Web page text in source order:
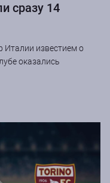
сразу 14
Италии известием о
оказались